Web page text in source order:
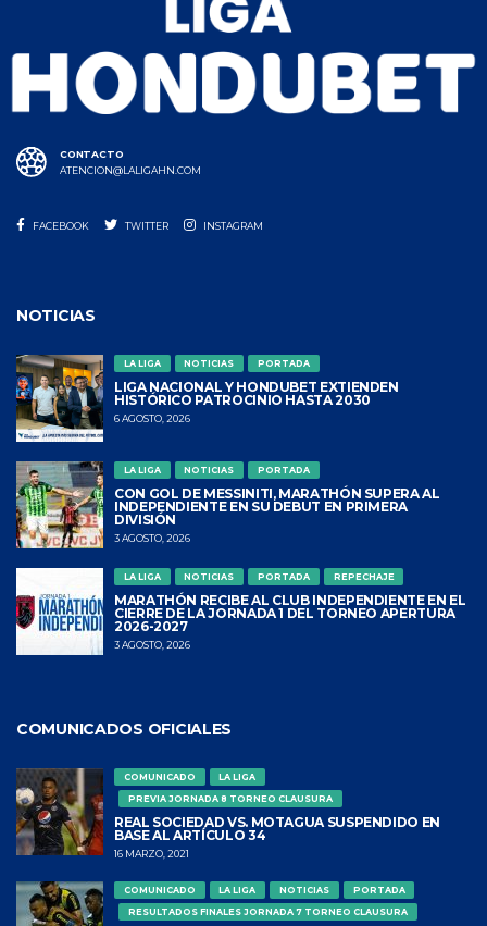
CONTACTO
ATENCION@LALIGAHN.COM
FACEBOOK TWITTER INSTAGRAM
NOTICIAS
LA LIGA NOTICIAS PORTADA
LIGA NACIONAL Y HONDUBET EXTIENDEN
HISTÓRICO PATROCINIO HASTA 2030
6 AGOSTO, 2026
LA LIGA NOTICIAS PORTADA
CON GOL DE MESSINITI, MARATHÓN SUPERA AL
INDEPENDIENTE EN SU DEBUT EN PRIMERA
DIVISIÓN
3 AGOSTO, 2026
LA LIGA NOTICIAS PORTADA REPECHAJE
MARATHÓN RECIBE AL CLUB INDEPENDIENTE EN EL
CIERRE DE LA JORNADA 1 DEL TORNEO APERTURA
2026-2027
3 AGOSTO, 2026
COMUNICADOS OFICIALES
COMUNICADO
LA LIGA
PREVIA JORNADA 8 TORNEO CLAUSURA
REAL SOCIEDAD VS. MOTAGUA SUSPENDIDO EN
BASE AL ARTÍCULO 34
16 MARZO, 2021
COMUNICADO LA LIGA NOTICIAS
PORTADA
RESULTADOS FINALES JORNADA 7 TORNEO CLAUSURA